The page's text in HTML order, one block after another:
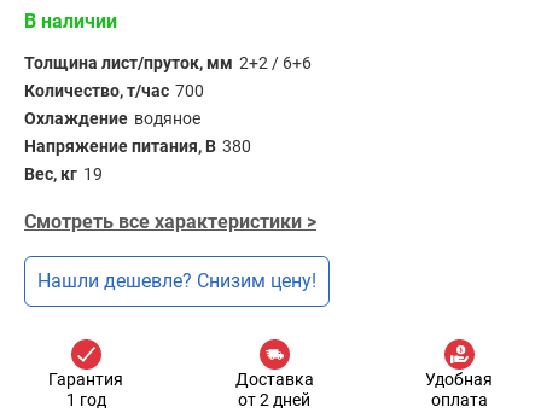
В наличии
Толщина лист/пруток, мм 2+2 / 6+6
Количество, т/час 700
Охлаждение водяное
Напряжение питания, В 380
Вес, кг 19
Смотреть все характеристики >
Нашли дешевле? Снизим цену!
Гарантия
1 год
Доставка
от 2 дней
Удобная
оплата